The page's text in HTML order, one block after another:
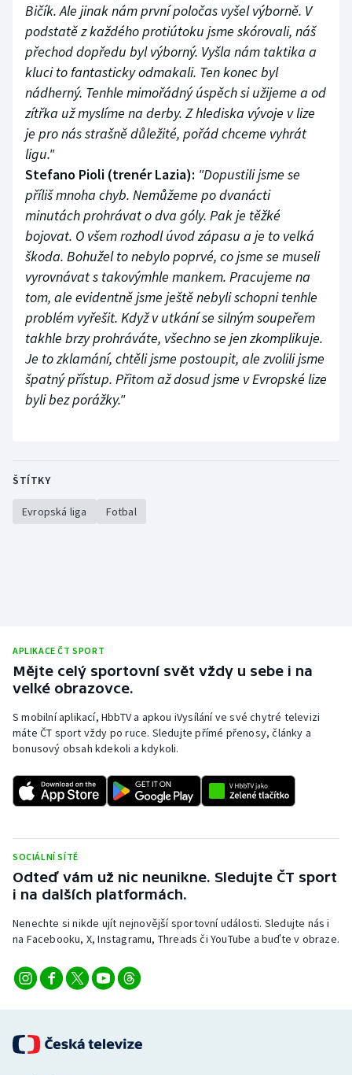
Bičík. Ale jinak nám první poločas vyšel výborně. V
podstatě z každého protiútoku jsme skórovali, náš
přechod dopředu byl výborný. Vyšla nám taktika a
kluci to fantasticky odmakali. Ten konec byl
nádherný. Tenhle mimořádný úspěch si užijeme a od
zítřka už myslíme na derby. Z hlediska vývoje v lize
je pro nás strašně důležité, pořád chceme vyhrát
ligu."
Stefano Pioli (trenér Lazia): "Dopustili jsme se
příliš mnoha chyb. Nemůžeme po dvanácti
minutách prohrávat o dva góly. Pak je těžké
bojovat. O všem rozhodl úvod zápasu a je to velká
škoda. Bohužel to nebylo poprvé, co jsme se museli
vyrovnávat s takovýmhle mankem. Pracujeme na
tom, ale evidentně jsme ještě nebyli schopni tenhle
problém vyřešit. Když v utkání se silným soupeřem
takhle brzy prohráváte, všechno se jen zkomplikuje.
Je to zklamání, chtěli jsme postoupit, ale zvolili jsme
špatný přístup. Přitom až dosud jsme v Evropské lize
byli bez porážky."
ŠTÍTKY
Evropská liga Fotbal
APLIKACE ČT SPORT
Mějte celý sportovní svět vždy u sebe i na
velké obrazovce.
S mobilní aplikací, HbbTV a apkou iVysílání ve své chytré televizi
máte ČT sport vždy po ruce. Sledujte přímé přenosy, články a
bonusový obsah kdekoli a kdykoli.
SOCIÁLNÍ SÍTĚ
Odteď vám už nic neunikne. Sledujte ČT sport
i na dalších platformách.
Nenechte si nikde ujít nejnovější sportovní události. Sledujte nás i
na Facebooku, X, Instagramu, Threads či YouTube a buďte v obraze.